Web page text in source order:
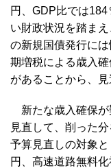
円、GDP比では
い財政状況を踏ま
の新規国債発行に
期増税による歳入
があることから、
新たな歳入確保が
見直して、削った
予算見直しの対象
円、高速道路無料